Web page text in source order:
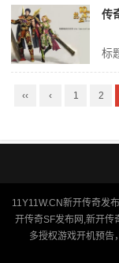
传
‹‹ ‹ 1 2
11Y11W.CN新开传奇发
开传奇SF发布网,新开传
多授权游戏开机预告